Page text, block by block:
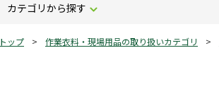
カテゴリから探す
トップ > 作業衣料・現場用品の取り扱いカテゴリ >